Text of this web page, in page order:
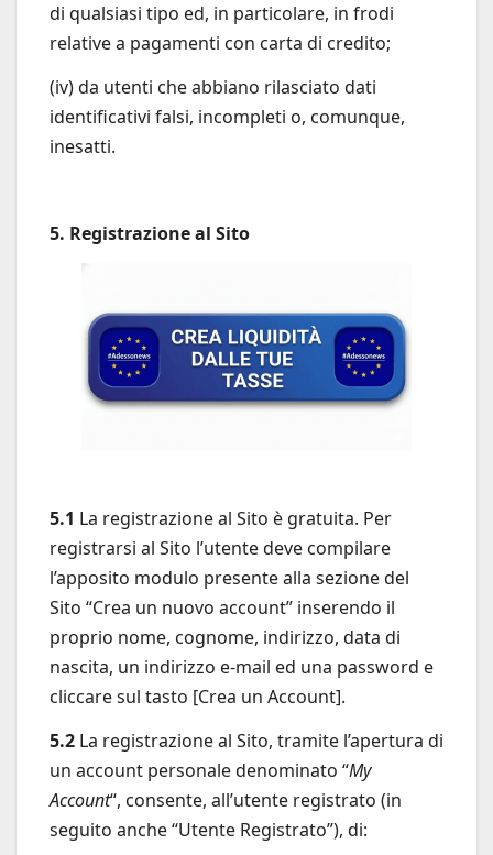
di qualsiasi tipo ed, in particolare, in frodi
relative a pagamenti con carta di credito;
(iv) da utenti che abbiano rilasciato dati
identificativi falsi, incompleti o, comunque,
inesatti.
5. Registrazione al Sito
5.1 La registrazione al Sito è gratuita. Per
registrarsi al Sito l’utente deve compilare
l’apposito modulo presente alla sezione del
Sito “Crea un nuovo account” inserendo il
proprio nome, cognome, indirizzo, data di
nascita, un indirizzo e-mail ed una password e
cliccare sul tasto [Crea un Account].
5.2 La registrazione al Sito, tramite l’apertura di
un account personale denominato “My
Account“, consente, all’utente registrato (in
seguito anche “Utente Registrato”), di: